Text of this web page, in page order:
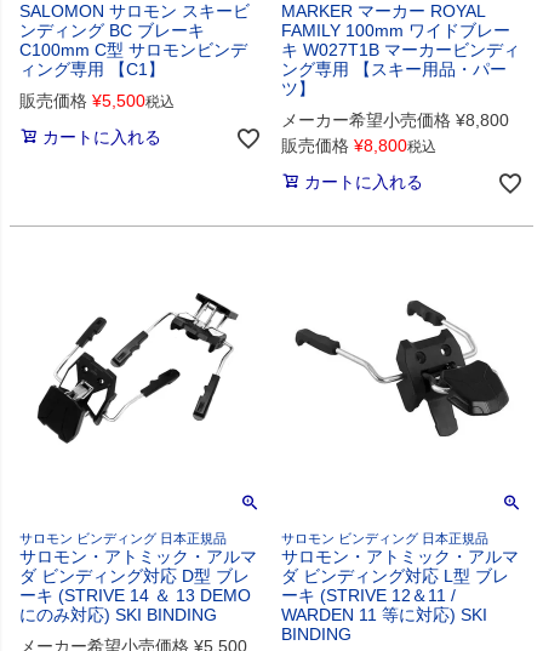
SALOMON サロモン スキービ
ンディング BC ブレーキ
C100mm C型 サロモンビンデ
ィング専用 【C1】
販売価格 ¥5,500税込
カートに入れる
MARKER マーカー ROYAL
FAMILY 100mm ワイドブレー
キ W027T1B マーカービンディ
ング専用 【スキー用品・パー
ツ】
メーカー希望小売価格 ¥8,800
販売価格 ¥8,800税込
カートに入れる
サロモン ビンディング 日本正規品
サロモン・アトミック・アルマ
ダ ビンディング対応 D型 ブレ
ーキ (STRIVE 14 ＆ 13 DEMO
にのみ対応) SKI BINDING
メーカー希望小売価格 ¥5,500
サロモン ビンディング 日本正規品
サロモン・アトミック・アルマ
ダ ビンディング対応 L型 ブレ
ーキ (STRIVE 12＆11 /
WARDEN 11 等に対応) SKI
BINDING